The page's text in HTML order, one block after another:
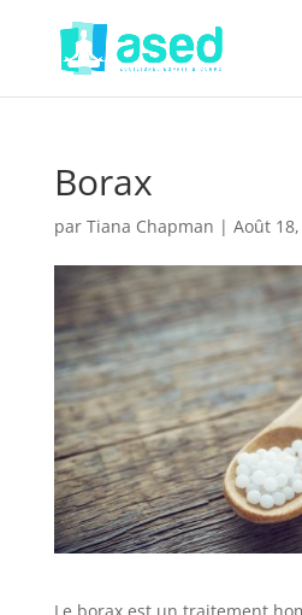
Borax
par Tiana Chapman | Août